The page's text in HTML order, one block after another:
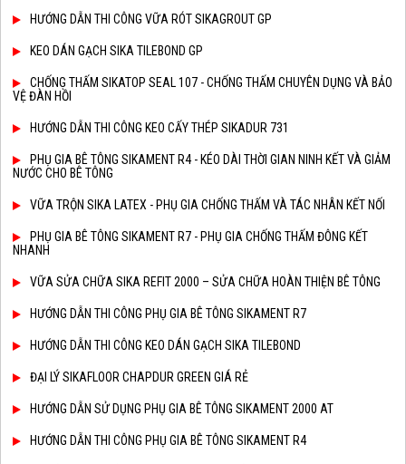
HƯỚNG DẪN THI CÔNG VỮA RÓT SIKAGROUT GP
KEO DÁN GẠCH SIKA TILEBOND GP
CHỐNG THẤM SIKATOP SEAL 107 - CHỐNG THẤM CHUYÊN DỤNG VÀ BẢO
VỆ ĐÀN HỒI
HƯỚNG DẪN THI CÔNG KEO CẤY THÉP SIKADUR 731
PHỤ GIA BÊ TÔNG SIKAMENT R4 - KÉO DÀI THỜI GIAN NINH KẾT VÀ GIẢM
NƯỚC CHO BÊ TÔNG
VỮA TRỘN SIKA LATEX - PHỤ GIA CHỐNG THẤM VÀ TÁC NHÂN KẾT NỐI
PHỤ GIA BÊ TÔNG SIKAMENT R7 - PHỤ GIA CHỐNG THẤM ĐÔNG KẾT
NHANH
VỮA SỬA CHỮA SIKA REFIT 2000 – SỬA CHỮA HOÀN THIỆN BÊ TÔNG
HƯỚNG DẪN THI CÔNG PHỤ GIA BÊ TÔNG SIKAMENT R7
HƯỚNG DẪN THI CÔNG KEO DÁN GẠCH SIKA TILEBOND
ĐẠI LÝ SIKAFLOOR CHAPDUR GREEN GIÁ RẺ
HƯỚNG DẪN SỬ DỤNG PHỤ GIA BÊ TÔNG SIKAMENT 2000 AT
HƯỚNG DẪN THI CÔNG PHỤ GIA BÊ TÔNG SIKAMENT R4